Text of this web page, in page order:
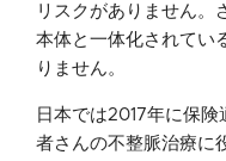
リスクがありません。
本体と一体化されてい
りません。
日本では2017年に保
者さんの不整脈治療に